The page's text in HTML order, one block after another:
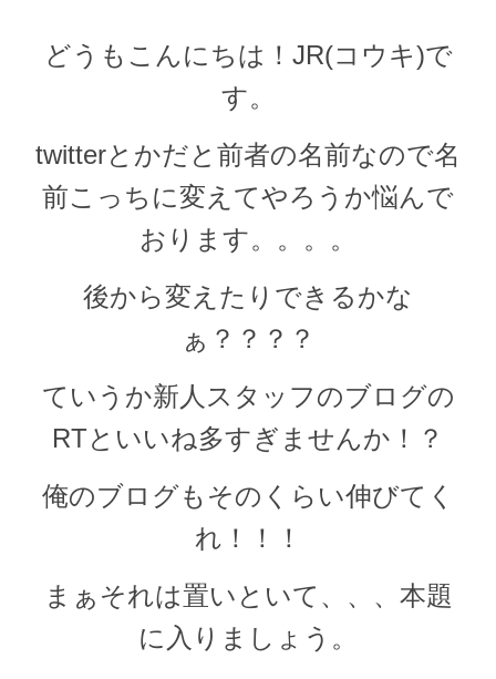
どうもこんにちは！JR(コウキ)で
す。
twitterとかだと前者の名前なので名
前こっちに変えてやろうか悩んで
おります。。。。
後から変えたりできるかな
ぁ？？？？
ていうか新人スタッフのブログの
RTといいね多すぎませんか！？
俺のブログもそのくらい伸びてく
れ！！！
まぁそれは置いといて、、、本題
に入りましょう。